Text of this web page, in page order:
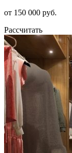
от 150 000 руб.
Рассчитать